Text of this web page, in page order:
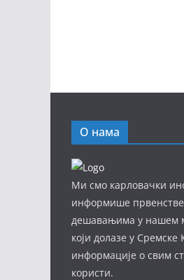
О нама
Ми смо карловачки
информише
дешавањима у нашем
који долазе у
информације о свим
користи.